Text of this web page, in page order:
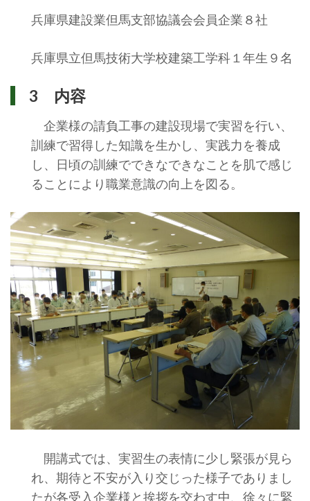
兵庫県建設業但馬支部協議会会員企業８社
兵庫県立但馬技術大学校建築工学科１年生９名
3 内容
企業様の請負工事の建設現場で実習を行い、
訓練で習得した知識を生かし、実践力を養成
し、日頃の訓練でできなできなことを肌で感じ
ることにより職業意識の向上を図る。
開講式では、実習生の表情に少し緊張が見ら
れ、期待と不安が入り交じった様子でありまし
たが各受入企業様と挨拶を交わす中、徐々に緊